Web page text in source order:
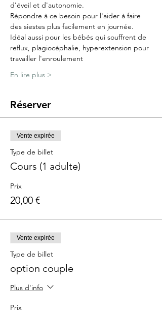
d'éveil et d'autonomie.
Répondre à ce besoin pour l'aider à faire
des siestes plus facilement en journée.
Idéal aussi pour les bébés qui souffrent de
reflux, plagiocéphalie, hyperextension pour
travailler l'enroulement
En lire plus >
Réserver
Vente expirée
Type de billet
Cours (1 adulte)
Prix
20,00 €
Vente expirée
Type de billet
option couple
Plus d'info
Prix